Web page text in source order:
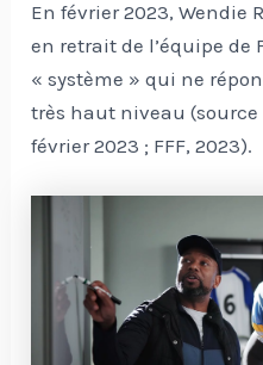
En février 2023, Wendie
en retrait de l’équipe de
« système » qui ne
très haut niveau
février 2023 ; FFF, 2023).